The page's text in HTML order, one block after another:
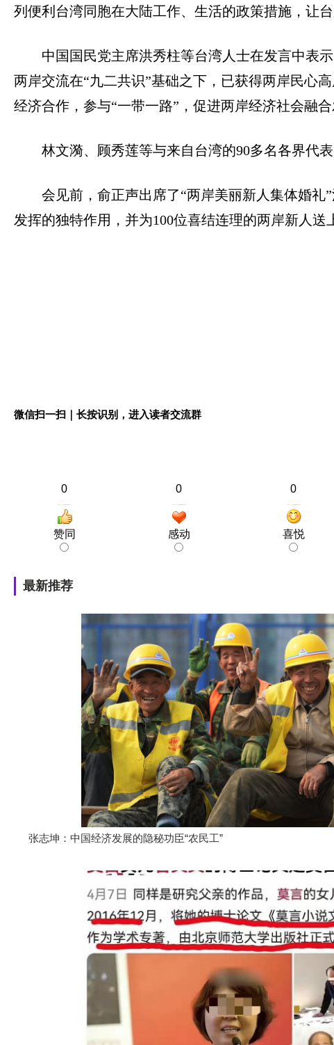
列便利台湾同胞在大陆工作、生活的政策措施，让
中国国民党主席洪秀柱等台湾人士在发言中表
两岸交流在“九二共识”基础之下，已获得两岸民心
经济合作，参与“一带一路” ，促进两岸经济社会融
林文漪、顾秀莲等与来自台湾的90多名各界代表
会见前，俞正声出席了“两岸美丽新人集体婚礼”
发挥的独特作用，并为100位喜结连理的两岸新人送
微信扫一扫｜长按识别，进入读者交流群
0
赞同
0
感动
0
喜悦
最新推荐
张志坤：中国经济发展的隐秘功臣“农民工”